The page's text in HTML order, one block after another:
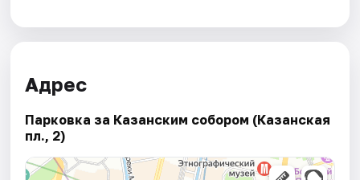
Адрес
Парковка за Казанским собором (Казанская
пл., 2)